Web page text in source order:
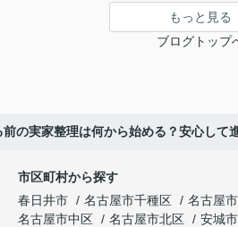
もっと見る
ブログトップ
の実家整理は何から始める？安心して
市区町村から探す
春日井市
名古屋市千種区 名古屋
名古屋市中区
名古屋市北区 安城市